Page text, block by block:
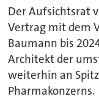
Der Aufsichtsrat
Vertrag mit dem
Baumann bis
Architekt der
weiterhin an
Pharmakonzerns.